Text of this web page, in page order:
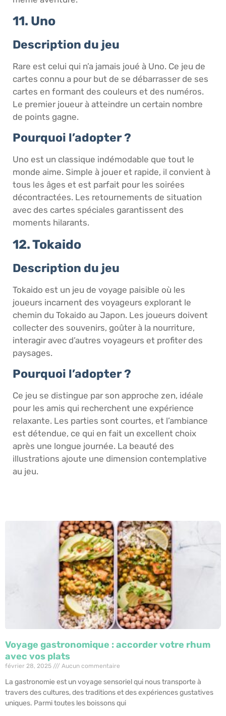
11. Uno
Description du jeu
Rare est celui qui n’a jamais joué à Uno. Ce jeu de
cartes connu a pour but de se débarrasser de ses
cartes en formant des couleurs et des numéros.
Le premier joueur à atteindre un certain nombre
de points gagne.
Pourquoi l’adopter ?
Uno est un classique indémodable que tout le
monde aime. Simple à jouer et rapide, il convient à
tous les âges et est parfait pour les soirées
décontractées. Les retournements de situation
avec des cartes spéciales garantissent des
moments hilarants.
12. Tokaido
Description du jeu
Tokaido est un jeu de voyage paisible où les
joueurs incarnent des voyageurs explorant le
chemin du Tokaido au Japon. Les joueurs doivent
collecter des souvenirs, goûter à la nourriture,
interagir avec d’autres voyageurs et profiter des
paysages.
Pourquoi l’adopter ?
Ce jeu se distingue par son approche zen, idéale
pour les amis qui recherchent une expérience
relaxante. Les parties sont courtes, et l’ambiance
est détendue, ce qui en fait un excellent choix
après une longue journée. La beauté des
illustrations ajoute une dimension contemplative
au jeu.
Voyage gastronomique : accorder votre rhum
avec vos plats
février 28, 2025 Aucun commentaire
La gastronomie est un voyage sensoriel qui nous transporte à
travers des cultures, des traditions et des expériences gustatives
uniques. Parmi toutes les boissons qui